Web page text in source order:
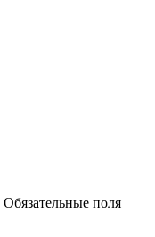
Обязательные поля